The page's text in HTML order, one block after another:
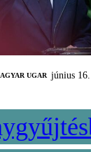
UGAR június 16.